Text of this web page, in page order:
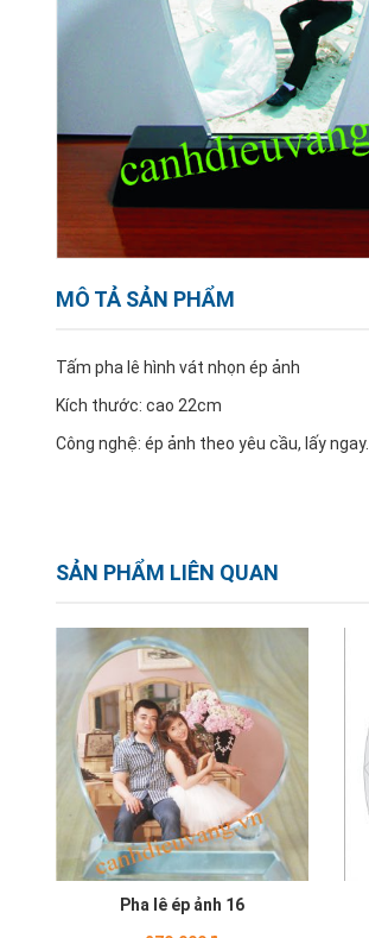
MÔ TẢ SẢN PHẨM
Tấm pha lê hình vát nhọn ép ảnh
Kích thước: cao 22cm
Công nghệ: ép ảnh theo yêu cầu, lấy ngay.
SẢN PHẨM LIÊN QUAN
Pha lê ép ảnh 16